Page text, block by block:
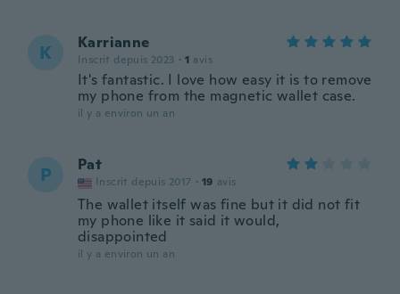
K Karrianne
Inscrit depuis 2023 · 1 avis
It's fantastic. I love how easy it is to remove
my phone from the magnetic wallet case.
il y a environ un an
P Pat
Inscrit depuis 2017 · 19 avis
The wallet itself was fine but it did not fit
my phone like it said it would,
disappointed
il y a environ un an